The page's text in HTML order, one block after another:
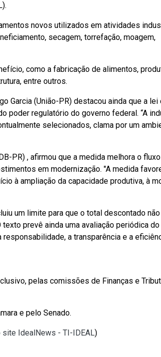
novos utilizados em atividades
secagem, torrefação, moagem,
como a fabricação de alimentos,
entre outros.
Garcia (União-PR) destacou ainda que a
poder regulatório do governo federal. “A
selecionados, clama por um
PR) , afirmou que a medida melhora o
em modernização. "A medida
à ampliação da capacidade produtiva, à
um limite para que o total descontado
prevê ainda uma avaliação periódica
responsabilidade, a transparência e a
pelas comissões de Finanças e
e pelo Senado.
site IdealNews - TI-IDEAL)